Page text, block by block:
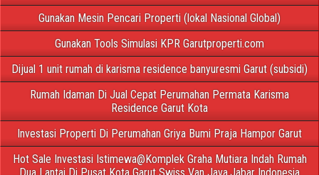
Gunakan Mesin Pencari Properti (lokal Nasional Global)
Gunakan Tools Simulasi KPR Garutproperti.com
Dijual 1 unit rumah di karisma residence banyuresmi Garut (subsidi)
Rumah Idaman Di Jual Cepat Perumahan Permata Karisma
Residence Garut Kota
Investasi Properti Di Perumahan Griya Bumi Praja Hampor Garut
Hot Sale Investasi Istimewa@Komplek Graha Mutiara Indah Rumah